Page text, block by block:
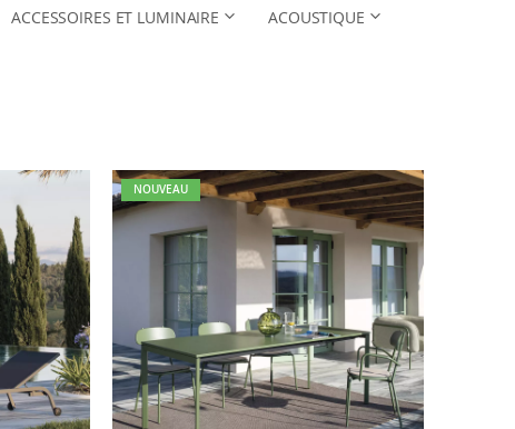
ACCESSOIRES ET LUMINAIRE ACOUSTIQUE
NOUVEAU